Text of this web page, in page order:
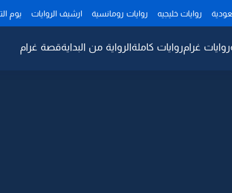
روايات خليجيه روايات رومانسية ارشيف الروايات يوم
روايات غرامروايات كاملةالرواية من البدايةقصة غرام